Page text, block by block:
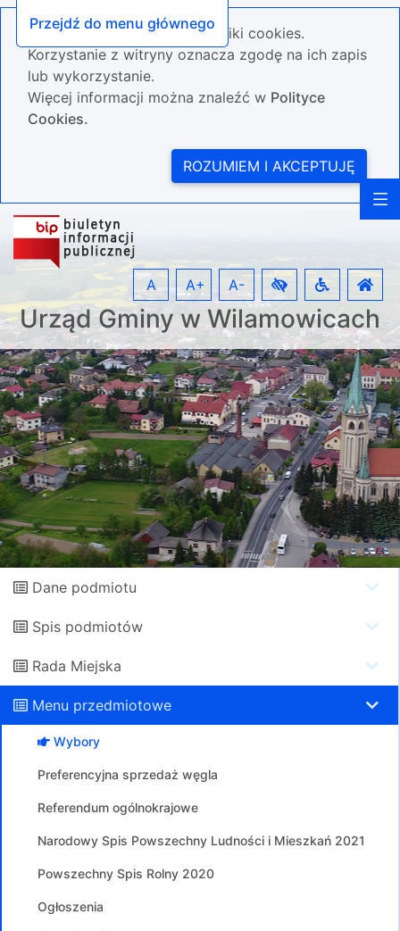
Przejdź do menu głównego
Nasza strona wykorzystuje pliki cookies.
Korzystanie z witryny oznacza zgodę na ich zapis
lub wykorzystanie.
Więcej informacji można znaleźć w Polityce
Cookies.
ROZUMIEM I AKCEPTUJĘ
Urząd Gminy w Wilamowicach
A A+ A-
Dane podmiotu
Spis podmiotów
Rada Miejska
Menu przedmiotowe
Wybory
Preferencyjna sprzedaż węgla
Referendum ogólnokrajowe
Narodowy Spis Powszechny Ludności i Mieszkań 2021
Powszechny Spis Rolny 2020
Ogłoszenia